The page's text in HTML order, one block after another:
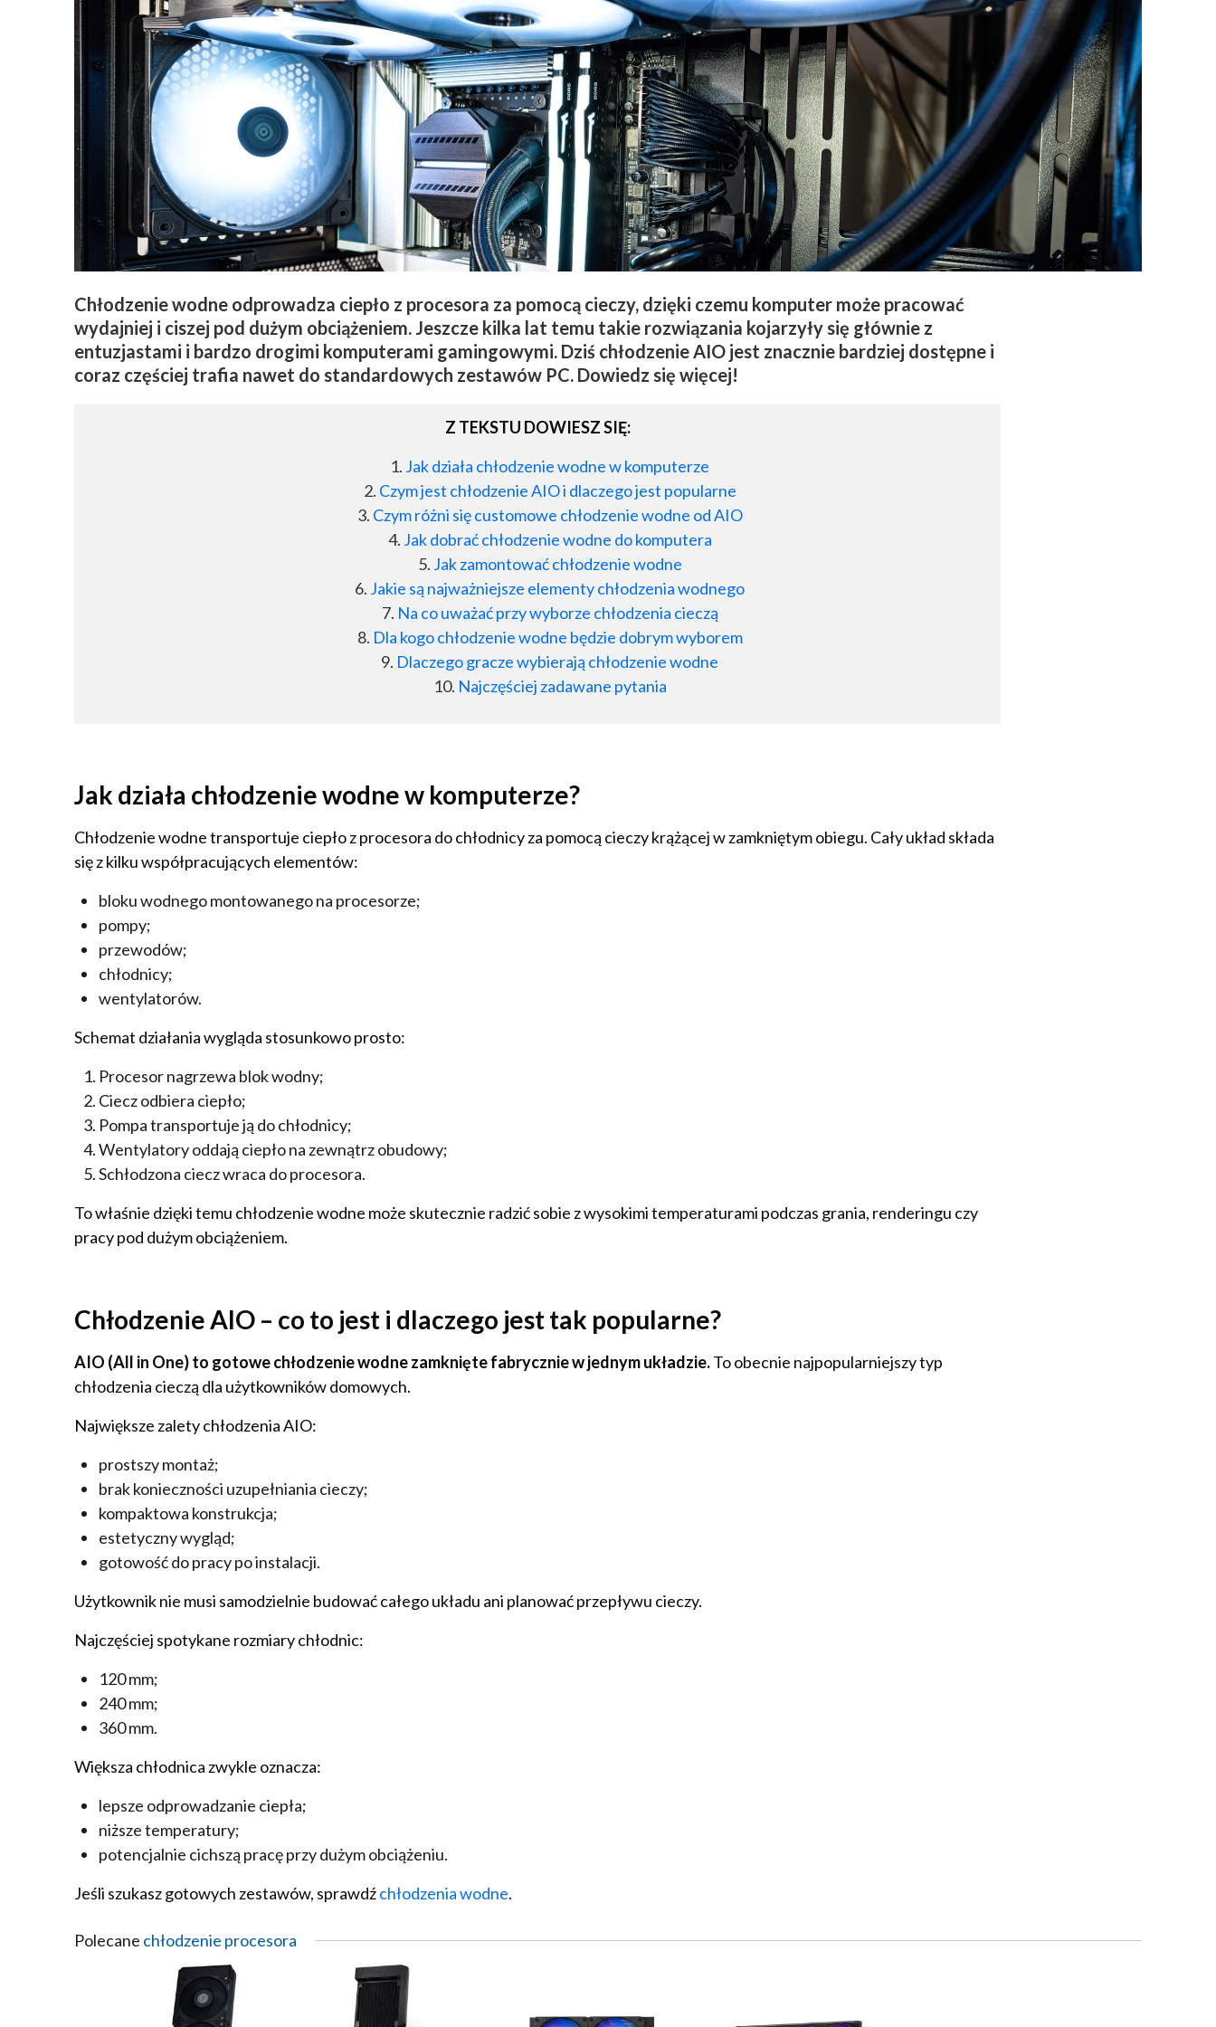
Chłodzenie wodne odprowadza ciepło z procesora za pomocą cieczy, dzięki czemu komputer może pracować
wydajniej i ciszej pod dużym obciążeniem. Jeszcze kilka lat temu takie rozwiązania kojarzyły się głównie z
entuzjastami i bardzo drogimi komputerami gamingowymi. Dziś chłodzenie AIO jest znacznie bardziej dostępne i
coraz częściej trafia nawet do standardowych zestawów PC. Dowiedz się więcej!
Z TEKSTU DOWIESZ SIĘ:
Jak działa chłodzenie wodne w komputerze
Czym jest chłodzenie AIO i dlaczego jest popularne
Czym różni się customowe chłodzenie wodne od AIO
Jak dobrać chłodzenie wodne do komputera
Jak zamontować chłodzenie wodne
Jakie są najważniejsze elementy chłodzenia wodnego
Na co uważać przy wyborze chłodzenia cieczą
Dla kogo chłodzenie wodne będzie dobrym wyborem
Dlaczego gracze wybierają chłodzenie wodne
Najczęściej zadawane pytania
Jak działa chłodzenie wodne w komputerze?
Chłodzenie wodne transportuje ciepło z procesora do chłodnicy za pomocą cieczy krążącej w zamkniętym obiegu. Cały układ składa
się z kilku współpracujących elementów:
bloku wodnego montowanego na procesorze;
pompy;
przewodów;
chłodnicy;
wentylatorów.
Schemat działania wygląda stosunkowo prosto:
Procesor nagrzewa blok wodny;
Ciecz odbiera ciepło;
Pompa transportuje ją do chłodnicy;
Wentylatory oddają ciepło na zewnątrz obudowy;
Schłodzona ciecz wraca do procesora.
To właśnie dzięki temu chłodzenie wodne może skutecznie radzić sobie z wysokimi temperaturami podczas grania, renderingu czy
pracy pod dużym obciążeniem.
Chłodzenie AIO – co to jest i dlaczego jest tak popularne?
AIO (All in One) to gotowe chłodzenie wodne zamknięte fabrycznie w jednym układzie.To obecnie najpopularniejszy typ
chłodzenia cieczą dla użytkowników domowych.
Największe zalety chłodzenia AIO:
prostszy montaż;
brak konieczności uzupełniania cieczy;
kompaktowa konstrukcja;
estetyczny wygląd;
gotowość do pracy po instalacji.
Użytkownik nie musi samodzielnie budować całego układu ani planować przepływu cieczy.
Najczęściej spotykane rozmiary chłodnic:
120 mm;
240 mm;
360 mm.
Większa chłodnica zwykle oznacza:
lepsze odprowadzanie ciepła;
niższe temperatury;
potencjalnie cichszą pracę przy dużym obciążeniu.
Jeśli szukasz gotowych zestawów, sprawdźchłodzenia wodne.
Polecane chłodzenie procesora